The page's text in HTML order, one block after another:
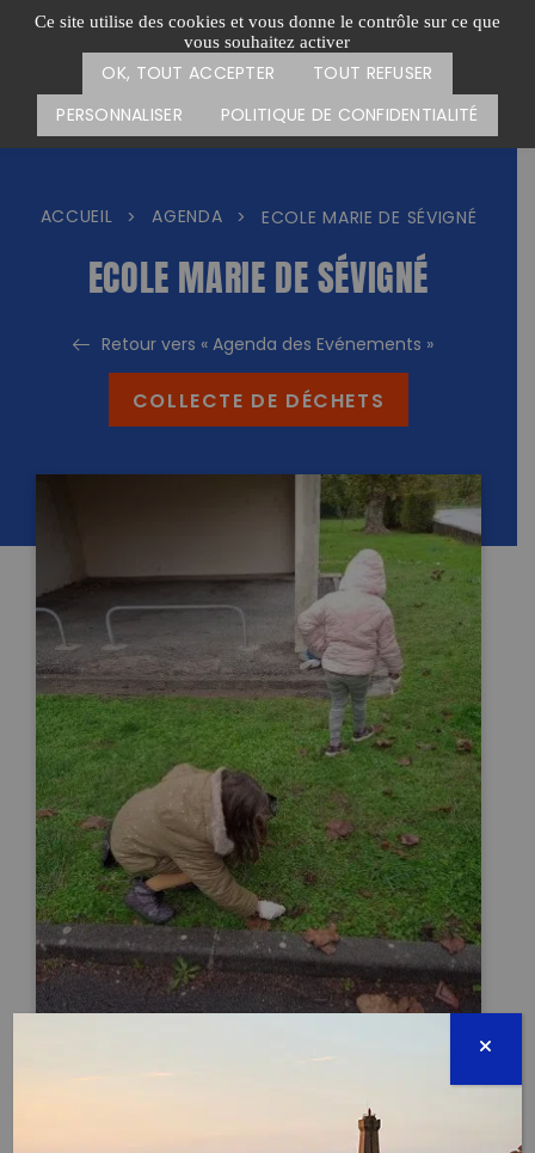
Ce site utilise des cookies et vous donne le contrôle sur ce que
vous souhaitez activer
OK, TOUT ACCEPTER
TOUT REFUSER
PERSONNALISER
POLITIQUE DE CONFIDENTIALITÉ
Passer
Menu
CARTE DES ACTIONS FAIRE UN DON
ACCUEIL > AGENDA > ECOLE MARIE DE SÉVIGNÉ
ECOLE MARIE DE SÉVIGNÉ
Retour vers « Agenda des Evénements »
COLLECTE DE DÉCHETS